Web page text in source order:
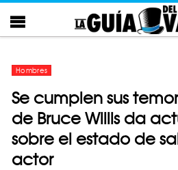
Hombres
Se cumplen sus
de Bruce Willis da
sobre el estado de
actor